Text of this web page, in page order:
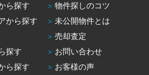
ら探す
から探す
探す
ら探す
物件探しのコツ
未公開物件とは
売却査定
お問い合わせ
お客様の声